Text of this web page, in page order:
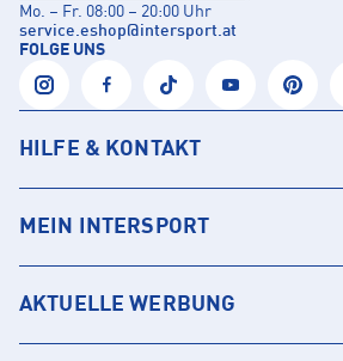
Mo. – Fr. 08:00 – 20:00 Uhr
service.eshop@intersport.at
FOLGE UNS
HILFE & KONTAKT
MEIN INTERSPORT
AKTUELLE WERBUNG